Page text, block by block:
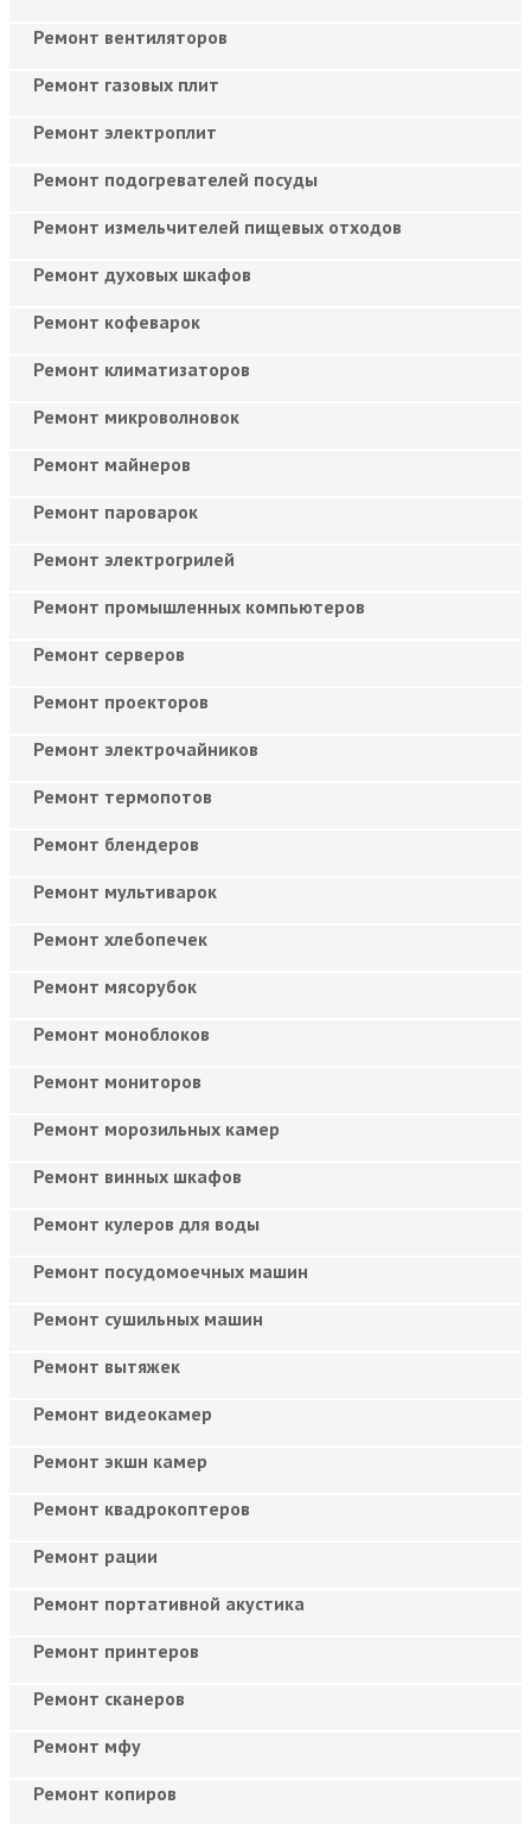
Ремонт вентиляторов
Ремонт газовых плит
Ремонт электроплит
Ремонт подогревателей посуды
Ремонт измельчителей пищевых отходов
Ремонт духовых шкафов
Ремонт кофеварок
Ремонт климатизаторов
Ремонт микроволновок
Ремонт майнеров
Ремонт пароварок
Ремонт электрогрилей
Ремонт промышленных компьютеров
Ремонт серверов
Ремонт проекторов
Ремонт электрочайников
Ремонт термопотов
Ремонт блендеров
Ремонт мультиварок
Ремонт хлебопечек
Ремонт мясорубок
Ремонт моноблоков
Ремонт мониторов
Ремонт морозильных камер
Ремонт винных шкафов
Ремонт кулеров для воды
Ремонт посудомоечных машин
Ремонт сушильных машин
Ремонт вытяжек
Ремонт видеокамер
Ремонт экшн камер
Ремонт квадрокоптеров
Ремонт рации
Ремонт портативной акустика
Ремонт принтеров
Ремонт сканеров
Ремонт мфу
Ремонт копиров